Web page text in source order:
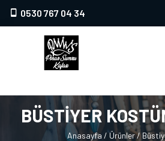
0530 767 04 34
BÜSTİYER
Anasayfa /Ürünler/